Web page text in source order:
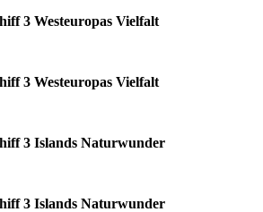
3 Westeuropas Vielfalt
3 Westeuropas Vielfalt
3 Islands Naturwunder
3 Islands Naturwunder